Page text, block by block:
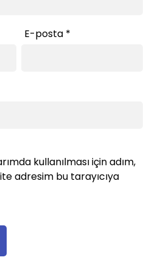
E-posta *
kullanılması için adım,
adresim bu tarayıcıya